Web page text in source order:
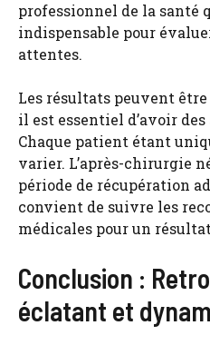
professionnel de la santé
indispensable pour
attentes.
Les résultats peuvent
il est essentiel d’avoir
Chaque patient étant
varier. L’après-chirurgie
période de récupération
convient de suivre les
médicales pour un
Conclusion :
éclatant et